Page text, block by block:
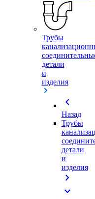
Трубы
детали
и
изделия
chevron_left
Назад
Трубы
детали
и
изделия
chevron_right
expand_more